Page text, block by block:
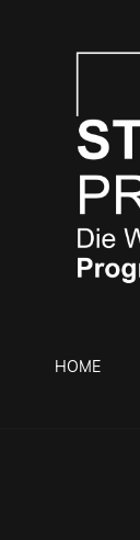
HOME